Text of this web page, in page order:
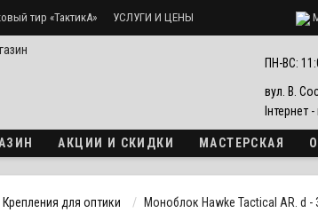
тир «ТактикА» УСЛУГИ И ЦЕНЫ
ПН-ВС:
вул. В.
Інтернет
АКЦИИ И СКИДКИ МАСТЕРСКАЯ
Крепления для оптики Моноблок Hawke Tactical AR. d -